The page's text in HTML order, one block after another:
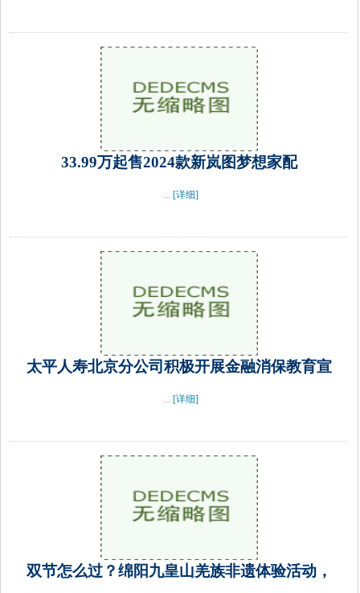
33.99万起售2024款新岚图梦想家配
... [详细]
太平人寿北京分公司积极开展金融消保教育宣
... [详细]
双节怎么过？绵阳九皇山羌族非遗体验活动，